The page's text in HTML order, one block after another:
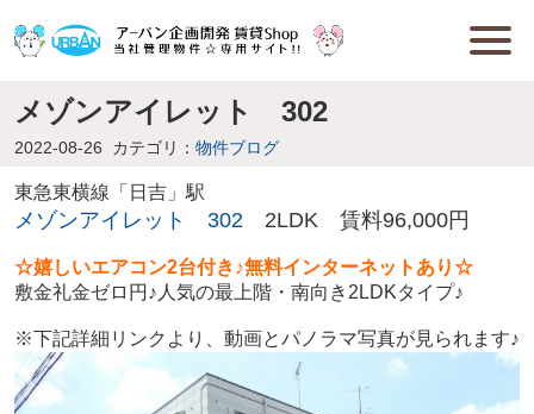
メゾンアイレット 302
2022-08-26 カテゴリ： 物件ブログ
東急東横線「日吉」駅
メゾンアイレット 302 2LDK 賃料96,000円
☆嬉しいエアコン2台付き♪無料インターネットあり☆
敷金礼金ゼロ円♪人気の最上階・南向き2LDKタイプ♪
※下記詳細リンクより、動画とパノラマ写真が見られます♪